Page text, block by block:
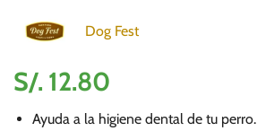
Dog Fest
S/. 12.80
Ayuda a la higiene dental de tu perro.